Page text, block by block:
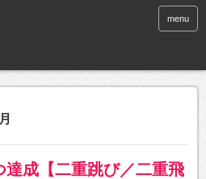
menu
達成【二重跳び／二重飛